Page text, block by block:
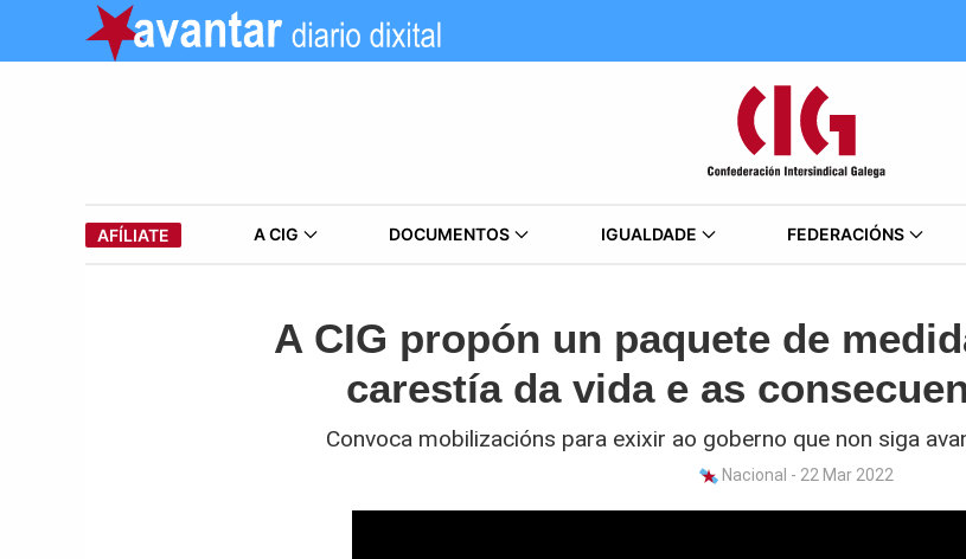
AFÍLIATE A CIG DOCUMENTOS IGUALDADE FEDERACIÓNS
A CIG propón un paquete de
carestía da vida e as
Convoca mobilizacións para exixir ao goberno que non siga
Nacional - 22 Mar 2022